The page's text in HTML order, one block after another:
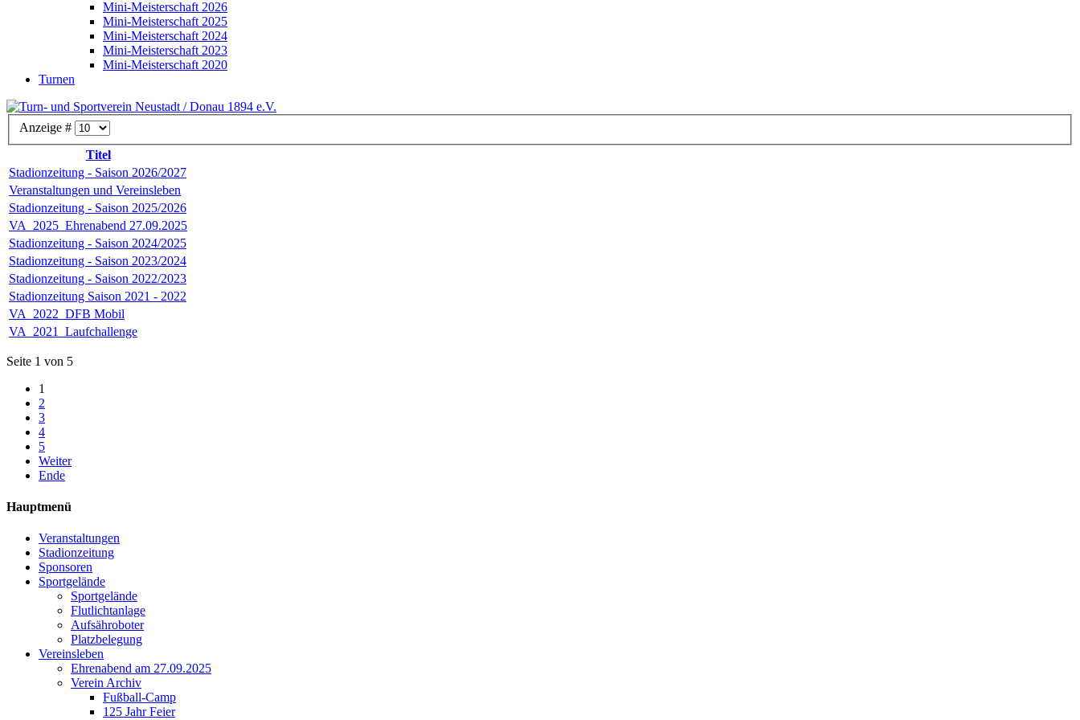
Mini-Meisterschaft 2026
Mini-Meisterschaft 2025
Mini-Meisterschaft 2024
Mini-Meisterschaft 2023
Mini-Meisterschaft 2020
Turnen
Anzeige #
Titel
Stadionzeitung - Saison 2026/2027
Veranstaltungen und Vereinsleben
Stadionzeitung - Saison 2025/2026
VA_2025_Ehrenabend 27.09.2025
Stadionzeitung - Saison 2024/2025
Stadionzeitung - Saison 2023/2024
Stadionzeitung - Saison 2022/2023
Stadionzeitung Saison 2021 - 2022
VA_2022_DFB Mobil
VA_2021_Laufchallenge
Seite 1 von 5
1
2
3
4
5
Weiter
Ende
Hauptmenü
Veranstaltungen
Stadionzeitung
Sponsoren
Sportgelände
Sportgelände
Flutlichtanlage
Aufsähroboter
Platzbelegung
Vereinsleben
Ehrenabend am 27.09.2025
Verein Archiv
Fußball-Camp
125 Jahr Feier